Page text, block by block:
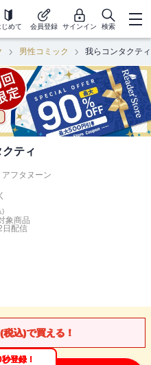
じめて 会員登録 サインイン 検索
男性コミック 我らコンタクティ
ティ
アフタヌーン
)
象商品
配信
税込)で買える！
登録！